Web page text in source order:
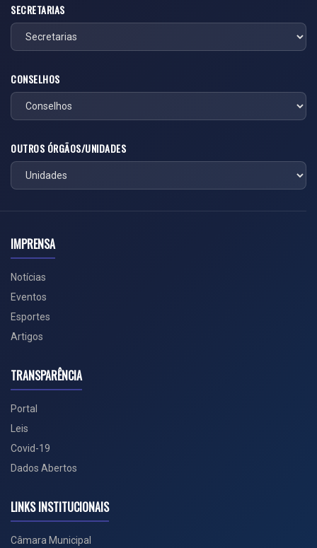
SECRETARIAS
CONSELHOS
OUTROS ÓRGÃOS/UNIDADES
IMPRENSA
Notícias
Eventos
Esportes
Artigos
TRANSPARÊNCIA
Portal
Leis
Covid-19
Dados Abertos
LINKS INSTITUCIONAIS
Câmara Municipal